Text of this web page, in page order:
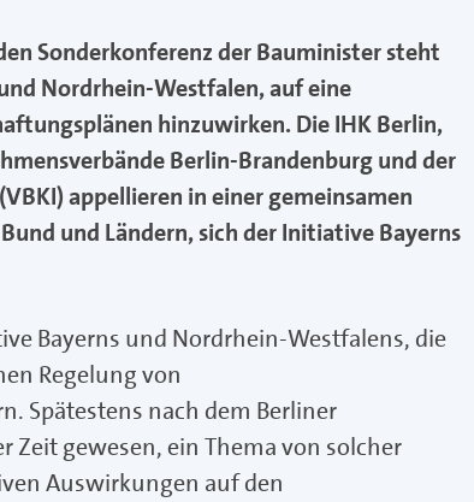
Sonderkonferenz der Bauminister steht
Nordrhein-Westfalen, auf eine
hinzuwirken. Die IHK Berlin,
Berlin-Brandenburg und der
appellieren in einer gemeinsamen
und Ländern, sich der Initiative Bayerns
Bayerns und Nordrhein-Westfalens, die
Regelung von
Spätestens nach dem Berliner
Zeit gewesen, ein Thema von solcher
Auswirkungen auf den